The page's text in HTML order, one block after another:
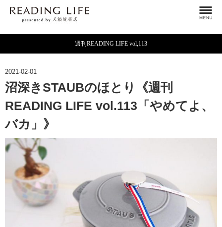
週刊READING LIFE vol,113
2021-02-01
沼深きSTAUBのほとり《週刊
READING LIFE vol.113「やめてよ、
バカ」》